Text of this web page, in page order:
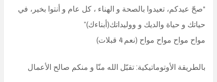
“صحّ عيدكم، تعيدوا بالصحة و الهناء ، كل عام و أنتوا بخير، في
حياتك و حياة والديك و ووليداتك(أبناءك)”
مواح مواح مواح مواح (نعم 4 قبلات)
بالطريقة الأوتوماتيكية: تقبّل الله منّا و منكم صالح الأعمال